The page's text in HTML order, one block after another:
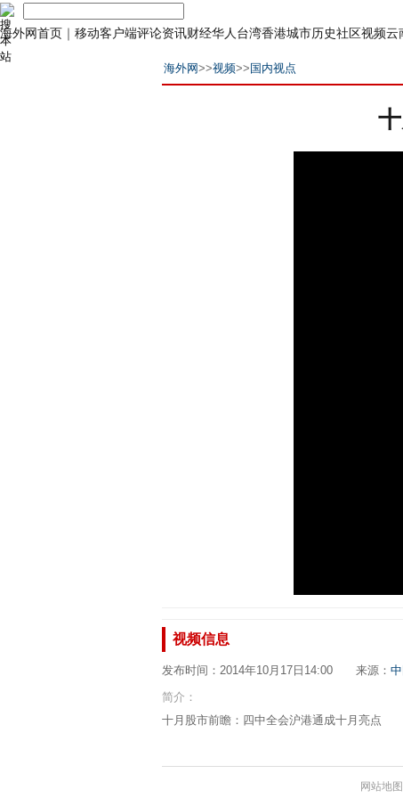
海外网首页 ｜ 移动客户端评论资讯财经华人 台湾香港城市历史社区视频云
海外网>>视频>> 国内视点
视频信息
发布时间：2014年10月17日14:00 来源：
简介：
十月股市前瞻：四中全会沪港通成十月亮点
网站地图